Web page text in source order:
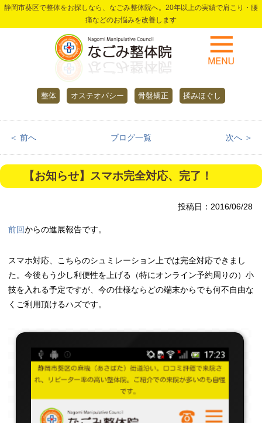
静岡市葵区で整体をお探しなら、なごみ整体院へ。20年以上の実績で肩こり・腰
痛などのお悩みを改善します
整体 オステオパシー 骨盤矯正 揉みほぐし
＜ 前へ ブログ一覧 次へ ＞
【お知らせ】スマホ完全対応、完了！
投稿日：2016/06/28
前回からの進展報告です。
スマホ対応、こちらのシュミレーション上では完全対応できまし
た。今後もう少し利便性を上げる（特にオンライン予約周りの）小
技を入れる予定ですが、今の仕様ならどの端末からでも何不自由な
くご利用頂けるハズです。